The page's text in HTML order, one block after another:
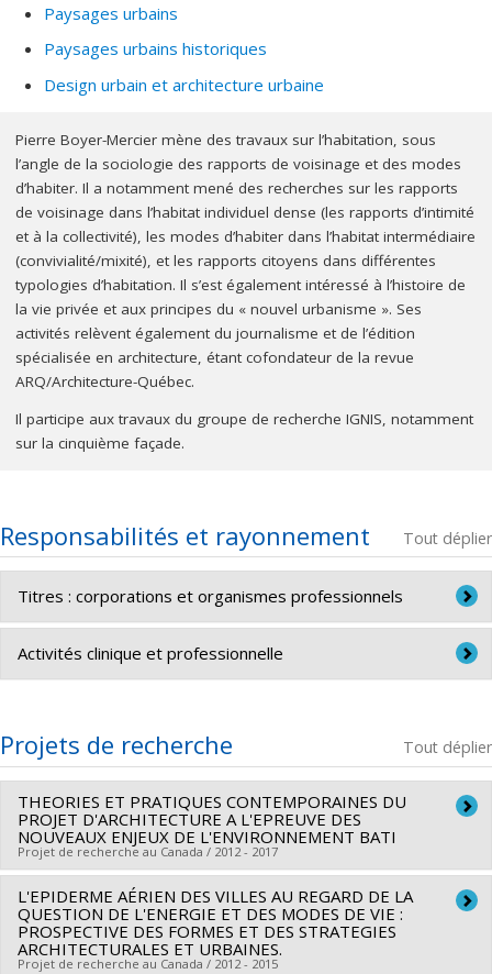
Paysages urbains
Paysages urbains historiques
Design urbain et architecture urbaine
Pierre Boyer-Mercier mène des travaux sur l’habitation, sous
l’angle de la sociologie des rapports de voisinage et des modes
d’habiter. Il a notamment mené des recherches sur les rapports
de voisinage dans l’habitat individuel dense (les rapports d’intimité
et à la collectivité), les modes d’habiter dans l’habitat intermédiaire
(convivialité/mixité), et les rapports citoyens dans différentes
typologies d’habitation. Il s’est également intéressé à l’histoire de
la vie privée et aux principes du « nouvel urbanisme ». Ses
activités relèvent également du journalisme et de l’édition
spécialisée en architecture, étant cofondateur de la revue
ARQ/Architecture-Québec.
Il participe aux travaux du groupe de recherche IGNIS, notamment
sur la cinquième façade.
Responsabilités et rayonnement Tout déplier
Titres : corporations et organismes professionnels
Membre de l’Ordre des architectes du Québec
Activités clinique et professionnelle
Projets de recherche Tout déplier
THEORIES ET PRATIQUES CONTEMPORAINES DU
PROJET D'ARCHITECTURE A L'EPREUVE DES
NOUVEAUX ENJEUX DE L'ENVIRONNEMENT BATI
Projet de recherche au Canada / 2012 - 2017
Chercheur principal : Jean-Pierre Chupin
Co-chercheurs : Denis Bilodeau,Pierre Boyer-Mercier
Anne Cormier,Jacques Lachapelle,
L'EPIDERME AÉRIEN DES VILLES AU REGARD DE LA
QUESTION DE L'ENERGIE ET DES MODES DE VIE :
PROSPECTIVE DES FORMES ET DES STRATEGIES
ARCHITECTURALES ET URBAINES.
Projet de recherche au Canada / 2012 - 2015